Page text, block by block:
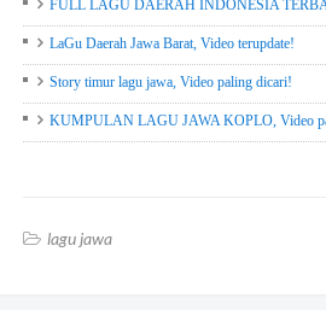
FULL LAGU DAERAH INDONESIA
LaGu Daerah Jawa Barat, Video terupdate!
Story timur lagu jawa, Video paling dicari!
KUMPULAN LAGU JAWA KOPLO, Video
lagu jawa